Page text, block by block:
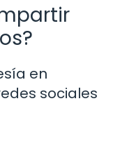
en
sociales